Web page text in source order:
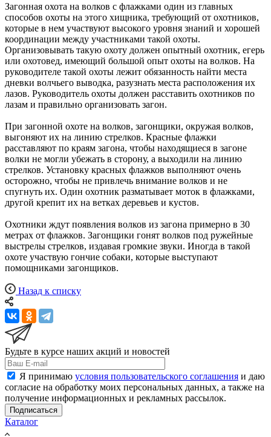
Загонная охота на волков с флажками один из главных
способов охоты на этого хищника, требующий от охотников,
которые в нем участвуют высокого уровня знаний и хорошей
координации между участниками такой охоты.
Организовывать такую охоту должен опытный охотник, егерь
или охотовед, имеющий большой опыт охоты на волков. На
руководителе такой охоты лежит обязанность найти места
дневки волчьего выводка, разузнать места расположения их
лазов. Руководитель охоты должен расставить охотников по
лазам и правильно организовать загон.
При загонной охоте на волков, загонщики, окружая волков,
выгоняют их на линию стрелков. Красные флажки
расставляют по краям загона, чтобы находящиеся в загоне
волки не могли убежать в сторону, а выходили на линию
стрелков. Установку красных флажков выполняют очень
осторожно, чтобы не привлечь внимание волков и не
спугнуть их. Один охотник разматывает моток в флажками,
другой крепит их на ветках деревьев и кустов.
Охотники ждут появления волков из загона примерно в 30
метрах от флажков. Загонщики гонят волков под ружейные
выстрелы стрелков, издавая громкие звуки. Иногда в такой
охоте участвую гончие собаки, которые выступают
помощниками загонщиков.
Назад к списку
Будьте в курсе наших акций и новостей
Я принимаю условия пользовательского соглашения и даю
согласие на обработку моих персональных данных, а также на
получение информационных и рекламных рассылок.
Подписаться
Каталог